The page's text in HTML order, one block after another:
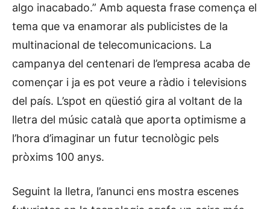
algo inacabado.” Amb aquesta frase comença el
tema que va enamorar als publicistes de la
multinacional de telecomunicacions. La
campanya del centenari de l’empresa acaba de
començar i ja es pot veure a ràdio i televisions
del país. L’spot en qüestió gira al voltant de la
lletra del músic català que aporta optimisme a
l’hora d’imaginar un futur tecnològic pels
pròxims 100 anys.
Seguint la lletra, l’anunci ens mostra escenes